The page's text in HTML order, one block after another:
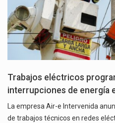
Trabajos eléctricos
interrupciones de energía
La empresa Air-e Intervenida
de trabajos técnicos en redes